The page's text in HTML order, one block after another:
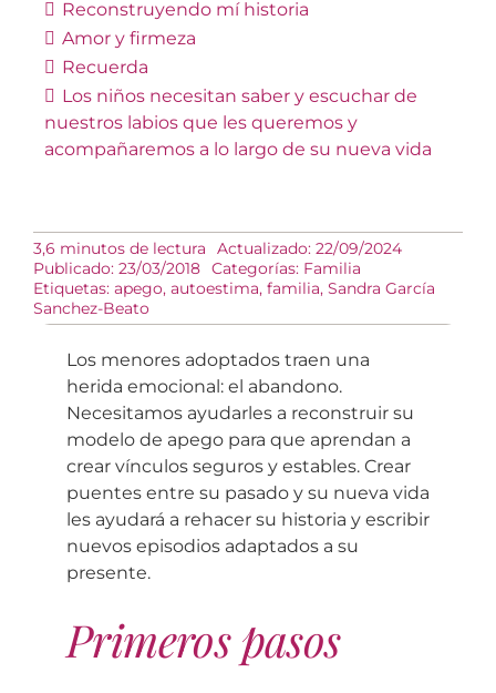
Reconstruyendo mí historia
Amor y firmeza
Recuerda
Los niños necesitan saber y escuchar de
nuestros labios que les queremos y
acompañaremosa lo largo de su nueva vida
3,6 minutos de lectura
Actualizado: 22/09/2024
Publicado: 23/03/2018 Categorías: Familia
Etiquetas: apego, autoestima, familia, Sandra García
Sanchez-Beato
Los menores adoptados traen una
herida emocional: el abandono.
Necesitamos ayudarles a reconstruir su
modelo de apego para que aprendan a
crear vínculos seguros y estables. Crear
puentes entre su pasado y su nueva vida
les ayudará a rehacer su historia y escribir
nuevos episodios adaptados a su
presente.
Primeros pasos